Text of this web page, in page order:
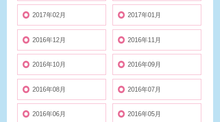
2017年02月 2017年01月
2016年12月 2016年11月
2016年10月 2016年09月
2016年08月 2016年07月
2016年06月 2016年05月